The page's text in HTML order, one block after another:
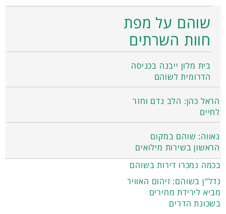
שוהם על מפת
חוות השרתים
בית מלון ייבנה בכניסה
הדרומית לשוהם
הראל כהן: הלב נדם וחזר
לחיים
גאווה: שוהם במקום
הראשון בשירות מילואים
בכמה נמכרו דירות בשוהם
נדל"ן בשוהם: זיהום האוויר
מביא לירידת מחירים
בשכונת הדרים